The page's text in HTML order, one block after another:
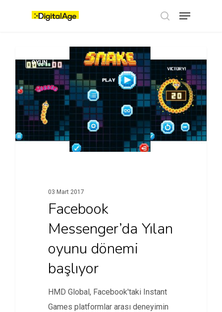
Menu
OYUN
03 Mart 2017
Facebook
Messenger’da Yılan
oyunu dönemi
başlıyor
HMD Global, Facebook'taki Instant
Games platformlar arası deneyimin